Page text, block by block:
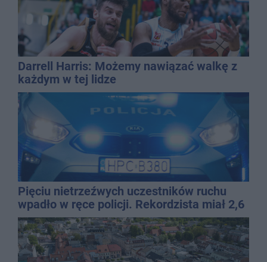
Darrell Harris: Możemy nawiązać walkę z
każdym w tej lidze
Pięciu nietrzeźwych uczestników ruchu
wpadło w ręce policji. Rekordzista miał 2,6
promila